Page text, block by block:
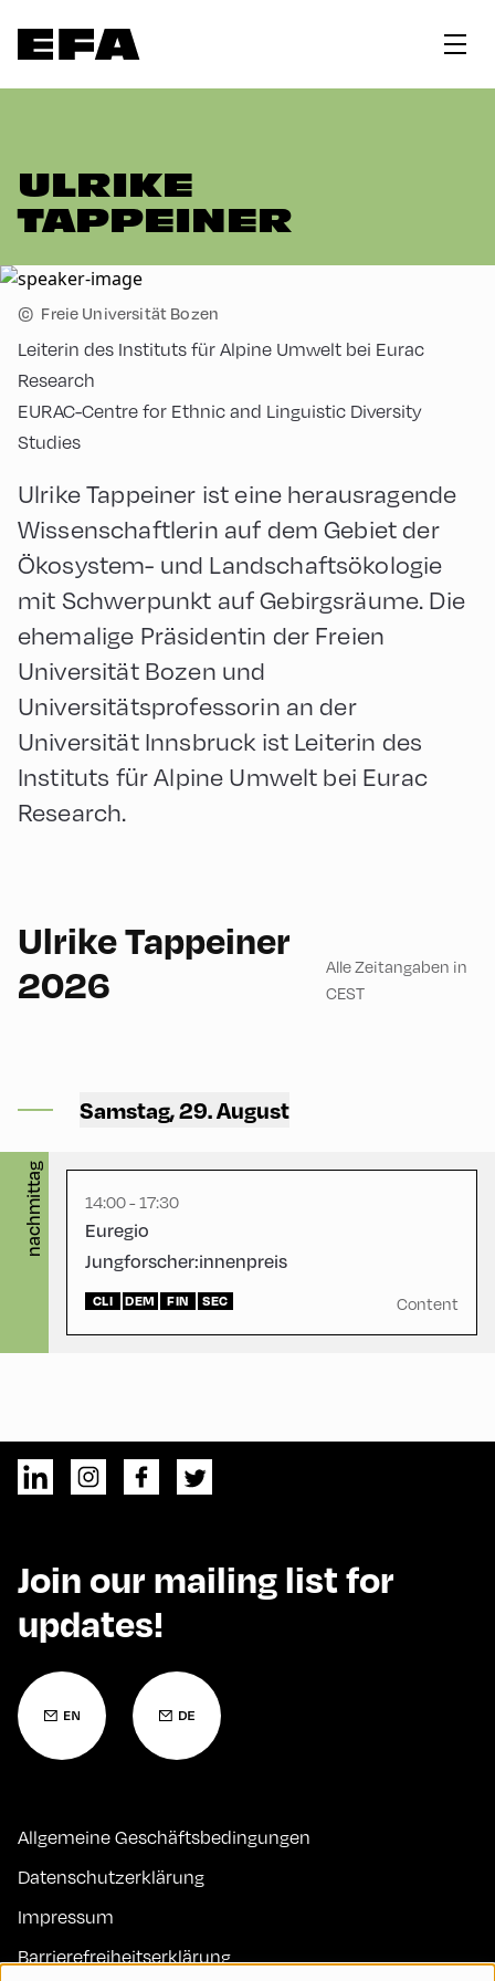
ULRIKE
TAPPEINER
© Freie Universität Bozen
Leiterin des Instituts für Alpine Umwelt bei Eurac
Research
EURAC-Centre for Ethnic and Linguistic Diversity
Studies
Ulrike Tappeiner ist eine herausragende
Wissenschaftlerin auf dem Gebiet der
Ökosystem- und Landschaftsökologie
mit Schwerpunkt auf Gebirgsräume. Die
ehemalige Präsidentin der Freien
Universität Bozen und
Universitätsprofessorin an der
Universität Innsbruck ist Leiterin des
Instituts für Alpine Umwelt bei Eurac
Research.
Ulrike Tappeiner
2026
Alle Zeitangaben in
CEST
Samstag, 29. August
nachmittag
CCA – Rogger-Saal
14:00 - 17:30
Euregio
Jungforscher:innenpreis
CLI DEM FIN SEC Content
Join our mailing list for
updates!
Allgemeine Geschäftsbedingungen
Datenschutzerklärung
Impressum
Barrierefreiheitserklärung